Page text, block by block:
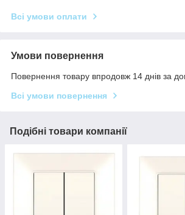
Всі умови оплати
Умови повернення
Повернення товару впродовж 14 днів за
Всі умови повернення
Подібні товари компанії